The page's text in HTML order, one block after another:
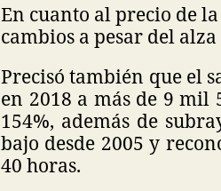
En cuanto al precio de
cambios a pesar del
Precisó también que el
en 2018 a más de 9 mil
154%, además de
bajo desde 2005 y
40 horas.